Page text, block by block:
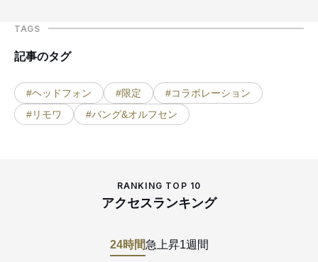
TAGS
記事のタグ
#ヘッドフォン #限定
#コラボレーション
#リモワ
#バング&オルフセン
RANKING TOP 10
アクセスランキング
24時間急上昇1週間